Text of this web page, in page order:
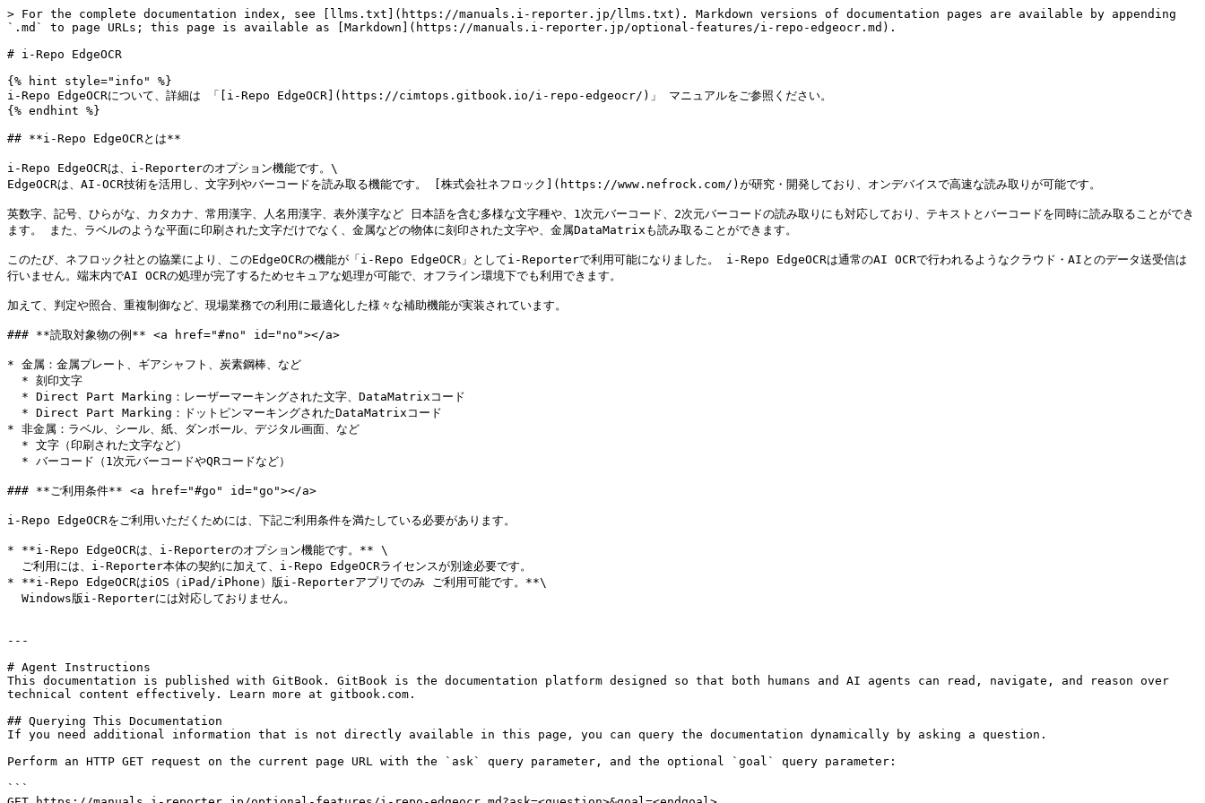
> For the complete documentation index, see [llms.txt](https://manuals.i-reporter.jp/llms.txt). Markdown versions of documentation pages are available by appending
`.md` to page URLs; this page is available as [Markdown](https://manuals.i-reporter.jp/optional-features/i-repo-edgeocr.md).
# i-Repo EdgeOCR
{% hint style="info" %}
i-Repo EdgeOCRについて、詳細は 「[i-Repo EdgeOCR](https://cimtops.gitbook.io/i-repo-edgeocr/)」 マニュアルをご参照ください。
{% endhint %}
## **i-Repo EdgeOCRとは**
i-Repo EdgeOCRは、i-Reporterのオプション機能です。\
EdgeOCRは、AI-OCR技術を活用し、文字列やバーコードを読み取る機能です。 [株式会社ネフロック](https://www.nefrock.com/)が研究・開発しており、オンデバイスで高速な読み取りが可能です。
英数字、記号、ひらがな、カタカナ、常用漢字、人名用漢字、表外漢字など 日本語を含む多様な文字種や、1次元バーコード、2次元バーコードの読み取りにも対応しており、テキストとバーコードを同時に読み取ることができ
ます。 また、ラベルのような平面に印刷された文字だけでなく、金属などの物体に刻印された文字や、金属DataMatrixも読み取ることができます。
このたび、ネフロック社との協業により、このEdgeOCRの機能が「i-Repo EdgeOCR」としてi-Reporterで利用可能になりました。 i-Repo EdgeOCRは通常のAI OCRで行われるようなクラウド・AIとのデータ送受信は
行いません。端末内でAI OCRの処理が完了するためセキュアな処理が可能で、オフライン環境下でも利用できます。
加えて、判定や照合、重複制御など、現場業務での利用に最適化した様々な補助機能が実装されています。
### **読取対象物の例** <a href="#no" id="no"></a>
* 金属：金属プレート、ギアシャフト、炭素鋼棒、など
* 非金属：ラベル、シール、紙、ダンボール、デジタル画面、など
### **ご利用条件** <a href="#go" id="go"></a>
i-Repo EdgeOCRをご利用いただくためには、下記ご利用条件を満たしている必要があります。
* **i-Repo EdgeOCRは、i-Reporterのオプション機能です。** \
* **i-Repo EdgeOCRはiOS（iPad/iPhone）版i-Reporterアプリでのみ ご利用可能です。**\
---
# Agent Instructions
This documentation is published with GitBook. GitBook is the documentation platform designed so that both humans and AI agents can read, navigate, and reason over
technical content effectively. Learn more at gitbook.com.
## Querying This Documentation
If you need additional information that is not directly available in this page, you can query the documentation dynamically by asking a question.
Perform an HTTP GET request on the current page URL with the `ask` query parameter, and the optional `goal` query parameter:
```